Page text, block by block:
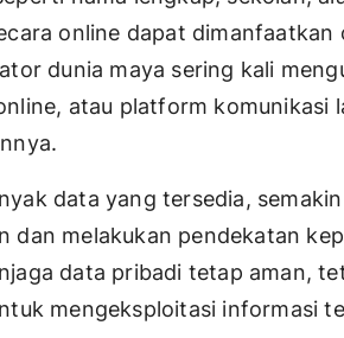
online dapat
dunia maya sering kali
atau platform komunikasi
data yang tersedia,
dan melakukan pendekatan
data pribadi tetap aman,
mengeksploitasi informasi